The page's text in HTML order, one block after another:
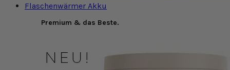
Flaschenwärmer Akku
Premium & das Beste.